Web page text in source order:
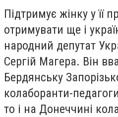
Підтримує жінку у її
отримувати ще і
народний депутат
Сергій Магера. Він
Бердянську
колаборанти-
то і на Донеччині